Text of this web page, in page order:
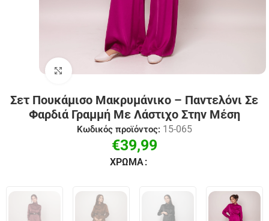
Click to enlarge
Σετ Πουκάμισο Μακρυμάνικο – Παντελόνι Σε
Φαρδιά Γραμμή Με Λάστιχο Στην Μέση
Κωδικός προϊόντος: 15-065
€39,99
ΧΡΏΜΑ